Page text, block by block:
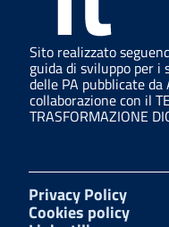
Sito realizzato
guida di sviluppo per i
delle PA pubblicate da
collaborazione con il
TRASFORMAZIONE
Privacy Policy
Cookies policy